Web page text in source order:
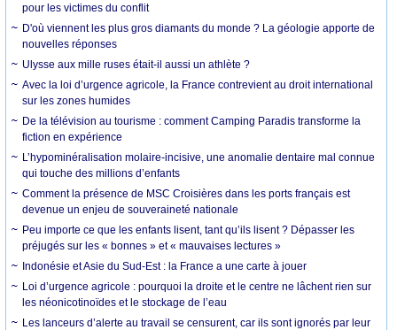
pour les victimes du conflit
D'où viennent les plus gros diamants du monde ? La géologie apporte de
nouvelles réponses
Ulysse aux mille ruses était-il aussi un athlète ?
Avec la loi d’urgence agricole, la France contrevient au droit international
sur les zones humides
De la télévision au tourisme : comment Camping Paradis transforme la
fiction en expérience
L’hypominéralisation molaire-incisive, une anomalie dentaire mal connue
qui touche des millions d’enfants
Comment la présence de MSC Croisières dans les ports français est
devenue un enjeu de souveraineté nationale
Peu importe ce que les enfants lisent, tant qu’ils lisent ? Dépasser les
préjugés sur les « bonnes » et « mauvaises lectures »
Indonésie et Asie du Sud-Est : la France a une carte à jouer
Loi d’urgence agricole : pourquoi la droite et le centre ne lâchent rien sur
les néonicotinoïdes et le stockage de l’eau
Les lanceurs d’alerte au travail se censurent, car ils sont ignorés par leur